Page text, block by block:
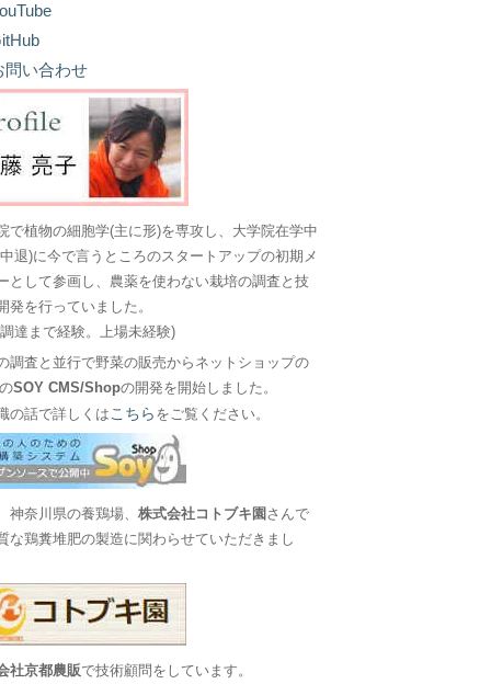
問い合わせ
で植物の細胞学(主に形)を専攻し、大学院在学中
退)に今で言うところのスタートアップの初期メ
として参画し、農薬を使わない栽培の調査と技
発を行っていました。
達まで経験。上場未経験)
調査と並行で野菜の販売からネットショップの
SOY CMS/Shopの開発を開始しました。
の話で詳しくは こちら をご覧ください。
神奈川県の養鶏場、株式会社コトブキ園 さんで
な鶏糞堆肥の製造に関わらせていただきまし
社京都農販で技術顧問をしています。